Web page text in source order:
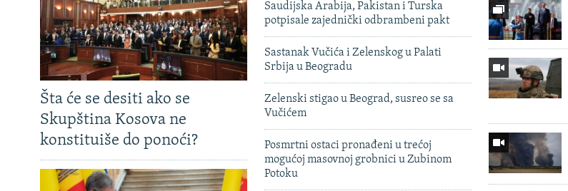
Šta će se desiti ako se
Skupština Kosova ne
konstituiše do ponoći?
Saudijska Arabija, Pakistan i Turska
potpisale zajednički odbrambeni pakt
Sastanak Vučića i Zelenskog u Palati
Srbija u Beogradu
Zelenski stigao u Beograd, susreo se sa
Vučićem
Posmrtni ostaci pronađeni u trećoj
mogućoj masovnoj grobnici u Zubinom
Potoku